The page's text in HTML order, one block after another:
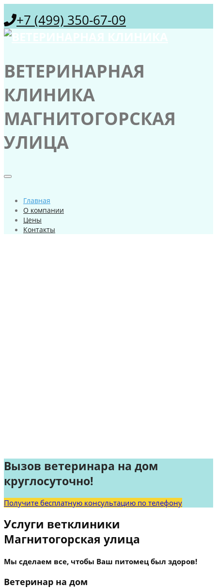
+7 (499) 350-67-09
ВЕТЕРИНАРНАЯ
КЛИНИКА
МАГНИТОГОРСКАЯ
УЛИЦА
Главная
О компании
Цены
Контакты
Вызов ветеринара на дом
круглосуточно!
Получите бесплатную консультацию по телефону
Услуги ветклиники
Магнитогорская улица
Мы сделаем все, чтобы Ваш питомец был здоров!
Ветеринар на дом